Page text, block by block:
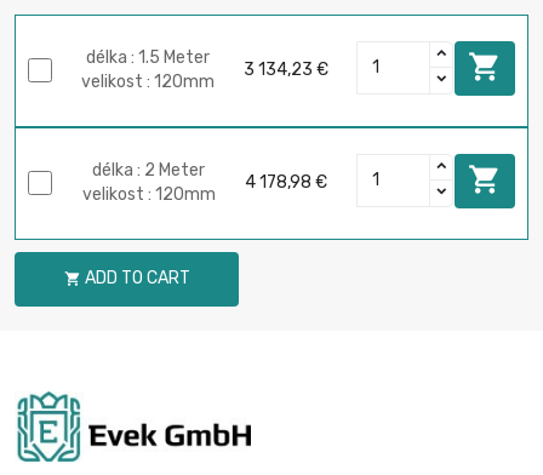
délka : 1.5 Meter
velikost : 120mm
3 134,23 € 
délka : 2 Meter
velikost : 120mm
4 178,98 € 
 ADD TO CART